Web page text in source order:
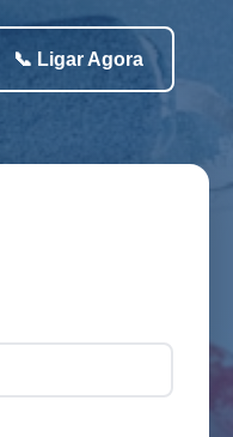
📞 Ligar Agora